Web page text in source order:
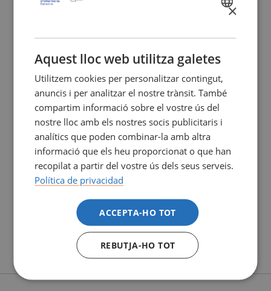
SPANISH
×
Aquest lloc web utilitza galetes
Utilitzem cookies per personalitzar contingut,
anuncis i per analitzar el nostre trànsit. També
compartim informació sobre el vostre ús del
nostre lloc amb els nostres socis publicitaris i
analítics que poden combinar-la amb altra
informació que els heu proporcionat o que han
recopilat a partir del vostre ús dels seus serveis.
Política de privacidad
ACCEPTA-HO TOT
REBUTJA-HO TOT